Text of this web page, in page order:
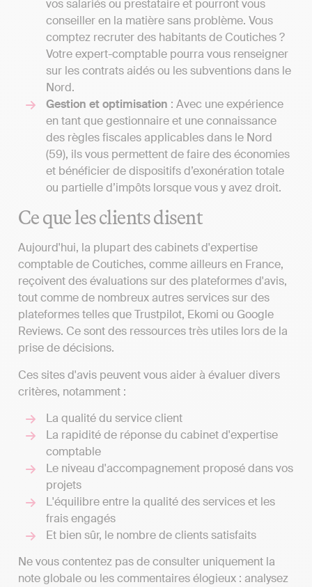
vos salariés ou prestataire et pourront vous
conseiller en la matière sans problème. Vous
comptez recruter des habitants de Coutiches ?
Votre expert-comptable pourra vous renseigner
sur les contrats aidés ou les subventions dans le
Nord.
Gestion et optimisation : Avec une expérience
en tant que gestionnaire et une connaissance
des règles fiscales applicables dans le Nord
(59), ils vous permettent de faire des économies
et bénéficier de dispositifs d’exonération totale
ou partielle d’impôts lorsque vous y avez droit.
Ce que les clients disent
Aujourd'hui, la plupart des cabinets d'expertise
comptable de Coutiches, comme ailleurs en France,
reçoivent des évaluations sur des plateformes d'avis,
tout comme de nombreux autres services sur des
plateformes telles que Trustpilot, Ekomi ou Google
Reviews. Ce sont des ressources très utiles lors de la
prise de décisions.
Ces sites d'avis peuvent vous aider à évaluer divers
critères, notamment :
La qualité du service client
La rapidité de réponse du cabinet d'expertise
comptable
Le niveau d'accompagnement proposé dans vos
projets
L'équilibre entre la qualité des services et les
frais engagés
Et bien sûr, le nombre de clients satisfaits
Ne vous contentez pas de consulter uniquement la
note globale ou les commentaires élogieux : analysez